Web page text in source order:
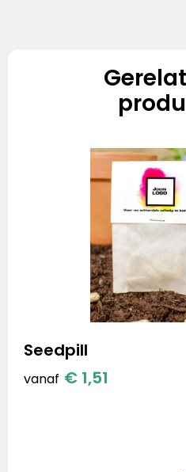
Seedpill
vanaf € 1,51